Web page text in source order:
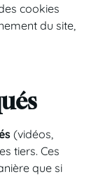
cookies
du site,
(vidéos,
tiers. Ces
que si